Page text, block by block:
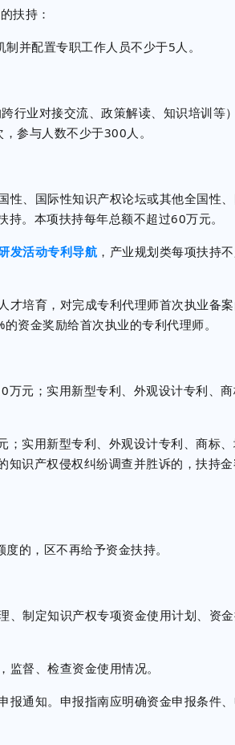
扶持：
并配置专职工作人员不少于5人。
业对接交流、政策解读、知识培训等
参与人数不少于300人。
、国际性知识产权论坛或其他全国性
。本项扶持每年总额不超过60万元。
发活动专利导航 ，产业规划类每项扶持
才培育，对完成专利代理师首次执业备
资金奖励给首次执业的专利代理师。
元；实用新型专利、外观设计专利、
实用新型专利、外观设计专利、商标
识产权侵权纠纷调查并胜诉的，扶持金
的，区不再给予资金扶持。
制定知识产权专项资金使用计划、资金
督、检查资金使用情况。
通知。申报指南应明确资金申报条件